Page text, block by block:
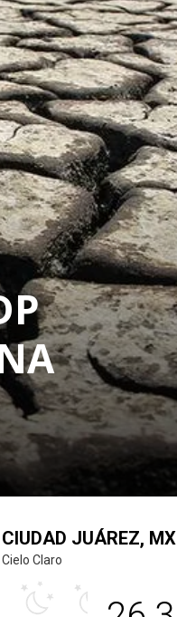
CIUDAD JUÁREZ, MX
Cielo Claro